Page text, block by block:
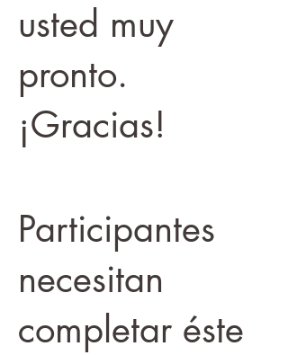
usted muy
pronto.
¡Gracias!
Participantes
necesitan
completar éste